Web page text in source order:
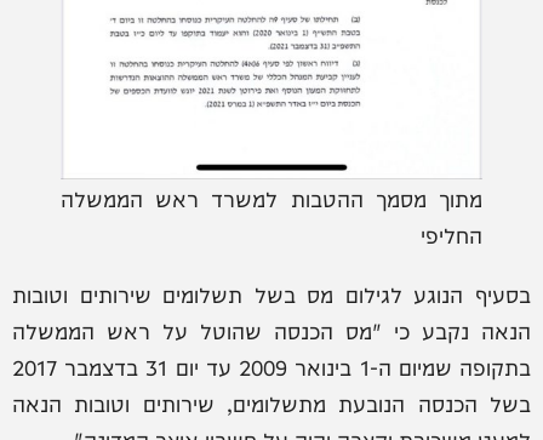
מתוך מסמך ההטבות למשרד ראש הממשלה
החליפי
בסעיף הנוגע לגילום מס בשל תשלומים שירותים וטובות
הנאה נקבע כי "מס הכנסה שהוטל על ראש הממשלה
בתקופה שמיום ה-1 בינואר 2009 עד יום 31 בדצמבר 2017
בשל הכנסה הנובעת מתשלומים, שירותים וטובות הנאה